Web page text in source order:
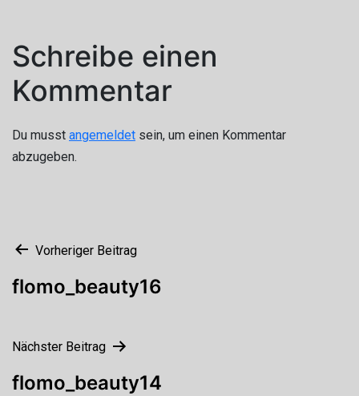
Schreibe einen
Kommentar
Du musst angemeldet sein, um einen Kommentar
abzugeben.
Beitragsnavigation
Vorheriger Beitrag
flomo_beauty16
Nächster Beitrag
flomo_beauty14